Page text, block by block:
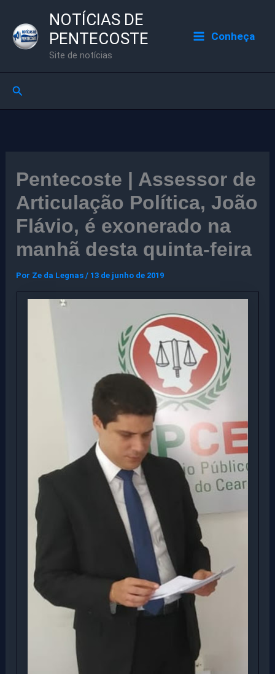
para
NOTÍCIAS DE
PENTECOSTE
Site de notícias
Conheça
Pesquisar
Pentecoste | Assessor de
Articulação Política, João
Flávio, é exonerado na
manhã desta quinta-feira
Por Ze da Legnas/ 13 de junho de 2019